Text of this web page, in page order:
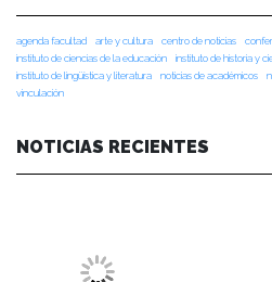
agenda facultad arte y cultura centro de noticias
instituto de ciencias de la educación
instituto de historia y
instituto de lingüística y literatura
noticias de académicos
vinculación
NOTICIAS RECIENTES